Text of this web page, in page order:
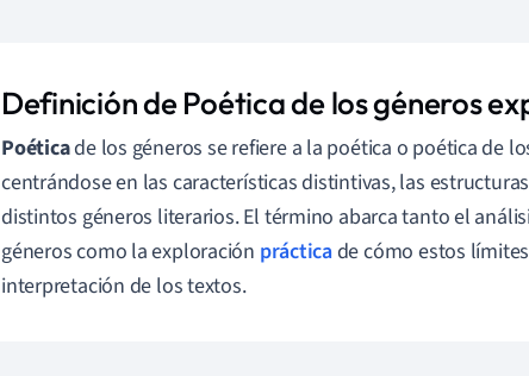
Definición de Poética de los géneros
Poéticade los géneros se refiere a la poética o poética de
centrándose en las características distintivas, las
distintos géneros literarios. El término abarca tanto el
géneros como la exploración prácticade cómo estos
interpretación de los textos.